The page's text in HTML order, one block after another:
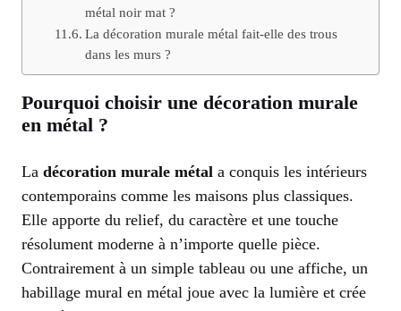
métal noir mat ?
La décoration murale métal fait-elle des trous
dans les murs ?
Pourquoi choisir une décoration murale
en métal ?
La décoration murale métal a conquis les intérieurs
contemporains comme les maisons plus classiques.
Elle apporte du relief, du caractère et une touche
résolument moderne à n’importe quelle pièce.
Contrairement à un simple tableau ou une affiche, un
habillage mural en métal joue avec la lumière et crée